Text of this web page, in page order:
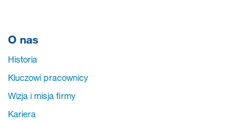
O nas
Historia
Kluczowi pracownicy
Wizja i misja firmy
Kariera